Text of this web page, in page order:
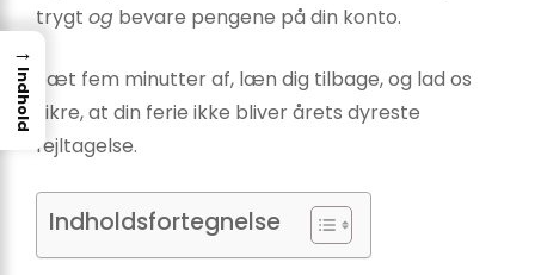
trygt og bevare pengene på din konto.
Sæt fem minutter af, læn dig tilbage, og lad os
sikre, at din ferie ikke bliver årets dyreste
fejltagelse.
Indholdsfortegnelse
→
Indhold